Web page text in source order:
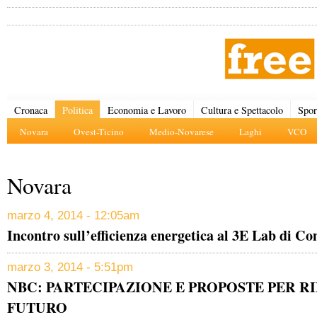
Cronaca Politica
Novara Ovest-Ticino Medio-Novarese Laghi VCO
Economia e Lavoro Cultura e Spettacolo
Novara
marzo 4, 2014 - 12:05am
Incontro sull’efficienza energetica al 3E Lab di
marzo 3, 2014 - 5:51pm
NBC: PARTECIPAZIONE E PROPOSTE PER
FUTURO